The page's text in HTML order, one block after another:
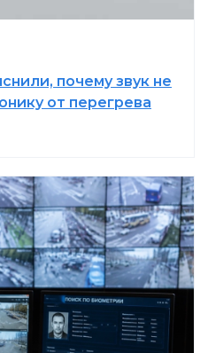
почему звук не
от перегрева